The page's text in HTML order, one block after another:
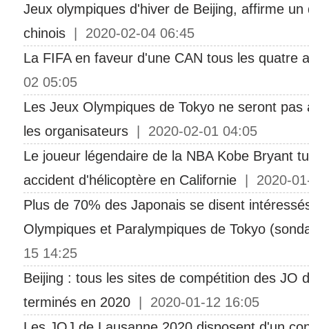
Jeux olympiques d'hiver de Beijing, affirme un
chinois | 2020-02-04 06:45
La FIFA en faveur d'une CAN tous les quatre
02 05:05
Les Jeux Olympiques de Tokyo ne seront pas
les organisateurs | 2020-02-01 04:05
Le joueur légendaire de la NBA Kobe Bryant
accident d'hélicoptère en Californie | 2020-
Plus de 70% des Japonais se disent
Olympiques et Paralympiques de Tokyo
15 14:25
Beijing : tous les sites de compétition des JO
terminés en 2020 | 2020-01-12 16:05